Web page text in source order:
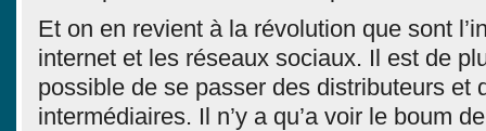
Et on en revient à la révolution que sont
internet et les réseaux sociaux. Il est de
possible de se passer des distributeurs et
intermédiaires. Il n’y a qu’a voir le boum